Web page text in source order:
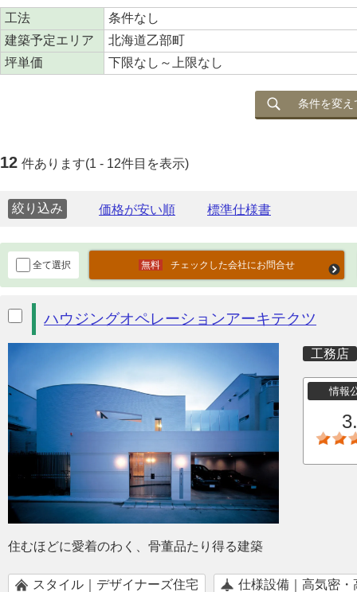
工法
条件なし
建築予定エリア
北海道乙部町
坪単価
下限なし～上限なし
条件を変え
12 件あります(1 - 12件目を表示)
絞り込み
全て選択 チェックした会社にお問合せ
ハウジングオペレーションアーキテクツ
工務店
情報
住むほどに愛着のわく、骨董品たり得る建築
スタイル｜デザイナーズ住宅 仕様設備｜高気密・